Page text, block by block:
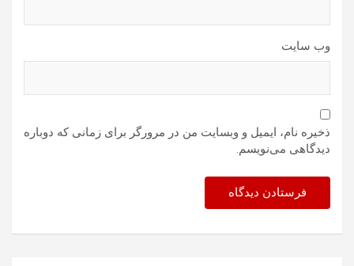
وب‌ سایت
ذخیره نام، ایمیل و وبسایت من در مرورگر برای زمانی که دوباره
دیدگاهی می‌نویسم.